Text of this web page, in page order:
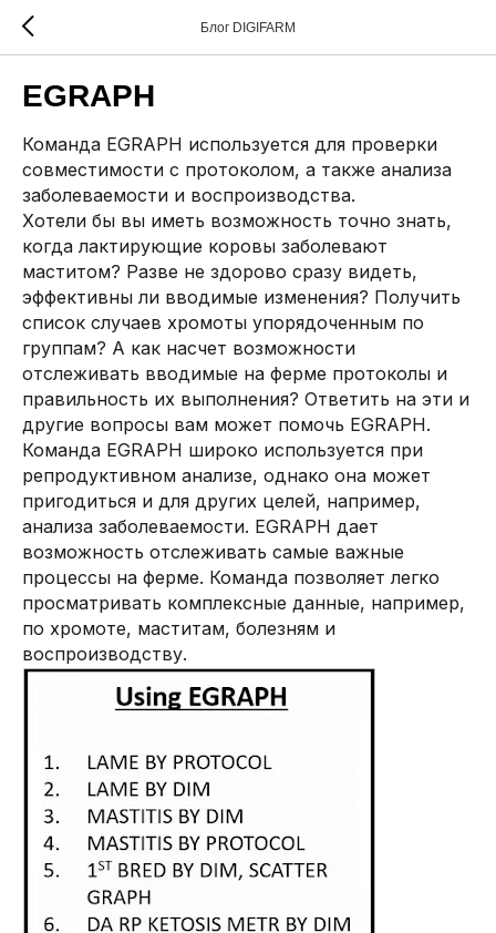
Блог DIGIFARM
EGRAPH
Команда EGRAPH используется для проверки
совместимости с протоколом, а также анализа
заболеваемости и воспроизводства.
Хотели бы вы иметь возможность точно знать,
когда лактирующие коровы заболевают
маститом? Разве не здорово сразу видеть,
эффективны ли вводимые изменения? Получить
список случаев хромоты упорядоченным по
группам? А как насчет возможности
отслеживать вводимые на ферме протоколы и
правильность их выполнения? Ответить на эти и
другие вопросы вам может помочь EGRAPH.
Команда EGRAPH широко используется при
репродуктивном анализе, однако она может
пригодиться и для других целей, например,
анализа заболеваемости. EGRAPH дает
возможность отслеживать самые важные
процессы на ферме. Команда позволяет легко
просматривать комплексные данные, например,
по хромоте, маститам, болезням и
воспроизводству.